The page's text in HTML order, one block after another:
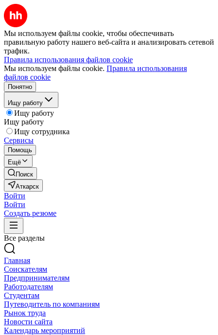
Мы используем файлы cookie, чтобы обеспечивать
правильную работу нашего веб-сайта и анализировать сетевой
трафик.
Правила использования файлов cookie
Мы используем файлы cookie. Правила использования
файлов cookie
Понятно
Ищу работу
Ищу работу
Ищу работу
Ищу сотрудника
Сервисы
Помощь
Ещё
Поиск
Аткарск
Войти
Войти
Создать резюме
Все разделы
Главная
Соискателям
Предпринимателям
Работодателям
Студентам
Путеводитель по компаниям
Рынок труда
Новости сайта
Календарь мероприятий